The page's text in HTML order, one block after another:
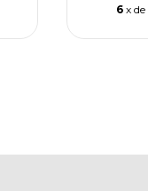
6 x de